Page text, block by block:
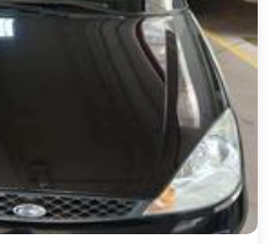
lances ou